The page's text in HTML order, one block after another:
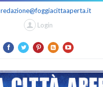
redazione@foggiacittaaperta.it
Login